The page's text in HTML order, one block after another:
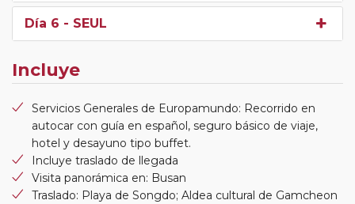
Día 6 - SEUL
Incluye
Servicios Generales de Europamundo: Recorrido en
autocar con guía en español, seguro básico de viaje,
hotel y desayuno tipo buffet.
Incluye traslado de llegada
Visita panorámica en: Busan
Traslado: Playa de Songdo; Aldea cultural de Gamcheon